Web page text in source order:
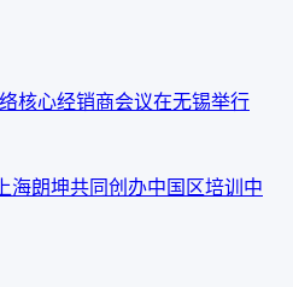
核心经销商会议在无锡举行
海朗坤共同创办中国区培训中